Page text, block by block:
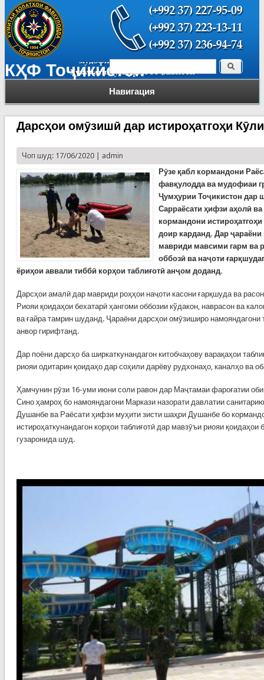
КҲФ Тоҷикистон
Навигация
Форма поиска Поиск
Дарсҳои омӯзишӣ дар истироҳатгоҳи
Чоп шуд: 17/06/2020 | admin
Рӯзе қабл кормандони
фавқулодда ва мудофиаи
Ҷумҳурии Тоҷикистон дар
Сарраёсати ҳифзи аҳолӣ
кормандони
доир карданд. Дар
мавриди мавсими гарм ва
оббозӣ ва наҷоти
ёриҳои аввали тиббӣ корҳои таблиғотӣ анҷом доданд.
Дарсҳои амалӣ дар мавриди роҳҳои наҷоти касони ғарқшуда ва
Риояи қоидаҳои бехатарӣ ҳангоми оббозии кўдакон, наврасон ва
ва ғайра тамрин шуданд. Ҷараёни дарсҳои омӯзиширо намояндагони
анвор гирифтанд.
Дар поёни дарсҳо ба ширкаткунандагон китобчаҳову варақаҳои
риояи одитарин қоидаҳо дар соҳили дарёву рудхонаҳо, каналҳо ва
Ҳамчунин рӯзи 16-уми июни соли равон дар Маҷтамаи фароғатии
Сино ҳамроҳ бо намояндагони Маркази назорати давлатии
Душанбе ва Раёсати ҳифзи муҳити зисти шаҳри Душанбе бо
истироҳаткунандагон корҳои таблиғотӣ дар мавзӯъи риояи қоидаҳои
гузаронида шуд.
1/2